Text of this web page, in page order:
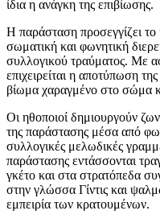
ίδια η ανάγκη της επιβίωσης.
Η παράσταση προσεγγίζει
σωματική και φωνητική
συλλογικού τραύματος. Με
επιχειρείται η αποτύπωση
βίωμα χαραγμένο στο σώμα
Οι ηθοποιοί δημιουργούν
της παράστασης μέσα από
συλλογικές μελωδικές
παράστασης εντάσσονται
γκέτο και στα στρατόπεδα
στην γλώσσα Γίντις και
εμπειρία των κρατουμένων.